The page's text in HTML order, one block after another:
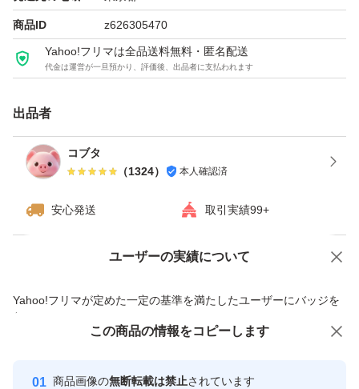
商品ID z626305470
Yahoo!フリマは全品送料無料・匿名配送
代金は運営が一旦預かり、評価後、出品者に支払われます
出品者
コブタ
（1324） 本人確認済
安心発送 取引実績99+
ユーザーの実績について
Yahoo!フリマが定めた一定の基準を満たしたユーザーにバッジを
付与しています
安心取引出品者
心・安全なユーザーです
価格の相談 商品への質問
この商品の情報をコピーします
商品画像の無断転載は禁止されています
この商品をみている人にオススメ